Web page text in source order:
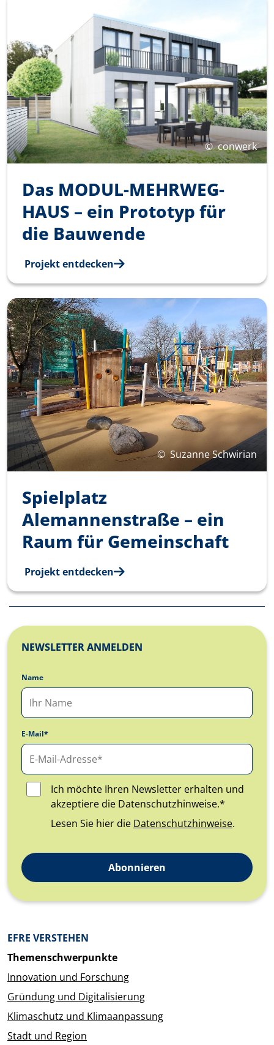
© conwerk
Das MODUL-MEHRWEG-
HAUS – ein Prototyp für
die Bauwende­
Projekt entdecken
© Suzanne Schwirian
Spielplatz
Alemannenstraße­ – ein
Raum für Gemeinschaft
Projekt entdecken
NEWSLETTER ANMELDEN
Name
E-Mail*
Ich möchte Ihren Newsletter erhalten und
akzeptiere die Datenschutzhinweise.*
Lesen Sie hier die Datenschutzhinweise.
Abonnieren
Überblick: Inhalte
EFRE VERSTEHEN
Themenschwerpunkte
Innovation und Forschung
Gründung und Digitalisierung
Klimaschutz und Klimaanpassung
Stadt und Region